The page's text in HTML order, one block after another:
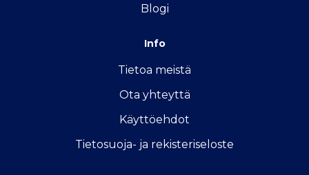
Blogi
Info
Tietoa meistä
Ota yhteyttä
Käyttöehdot
Tietosuoja- ja rekisteriseloste